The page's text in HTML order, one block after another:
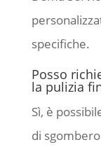
specifiche.
Posso
la pulizia
Sì, è
di